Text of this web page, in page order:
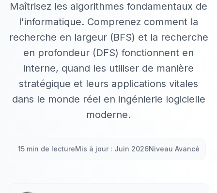
Maîtrisez les algorithmes fondamentaux de
l'informatique. Comprenez comment la
recherche en largeur (BFS) et la recherche
en profondeur (DFS) fonctionnent en
interne, quand les utiliser de manière
stratégique et leurs applications vitales
dans le monde réel en ingénierie logicielle
moderne.
15 min de lectureMis à jour : Juin 2026Niveau Avancé